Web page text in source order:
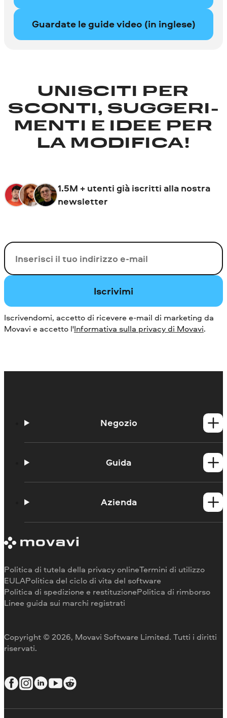
Guardate le guide video (in inglese)
UNISCITI PER
SCONTI, SUGGERI­
MENTI E IDEE PER
LA MODIFICA!
1.5M + utenti già iscritti alla nostra
newsletter
La tua e-mail
Iscrivimi
Iscrivendomi, accetto di ricevere e-mail di marketing da
Movavi e accetto l'Informativa sulla privacy di Movavi.
Negozio
Prodotti per Mac
Guida
Portale didattico
Limitazioni della versione di prova
Rimborso
Azienda
Testimonianze
Perché scegliere noi
Per il lavoro
Copyright © 2026, Movavi Software Limited. Tutti i diritti
riservati.
Politica di tutela della privacy onlineTermini di utilizzo
EULAPolitica del ciclo di vita del software
Politica di spedizione e restituzionePolitica di rimborso
Linee guida sui marchi registrati